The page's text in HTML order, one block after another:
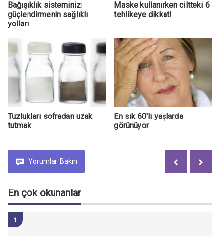
Bağışıklık sisteminizi
güçlendirmenin sağlıklı
yolları
Maske kullanırken ciltteki 6
tehlikeye dikkat!
Tuzlukları sofradan uzak
tutmak
En sık 60'lı yaşlarda
görünüyor
Yorumlar Bakın
En çok okunanlar